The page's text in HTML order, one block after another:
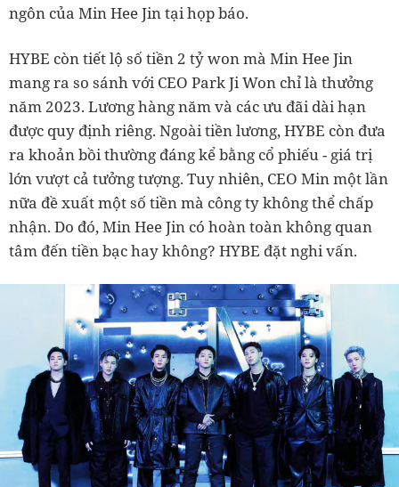
ngôn của Min Hee Jin tại họp báo.
HYBE còn tiết lộ số tiền 2 tỷ won mà Min Hee Jin
mang ra so sánh với CEO Park Ji Won chỉ là thưởng
năm 2023. Lương hàng năm và các ưu đãi dài hạn
được quy định riêng. Ngoài tiền lương, HYBE còn đưa
ra khoản bồi thường đáng kể bằng cổ phiếu - giá trị
lớn vượt cả tưởng tượng. Tuy nhiên, CEO Min một lần
nữa đề xuất một số tiền mà công ty không thể chấp
nhận. Do đó, Min Hee Jin có hoàn toàn không quan
tâm đến tiền bạc hay không? HYBE đặt nghi vấn.